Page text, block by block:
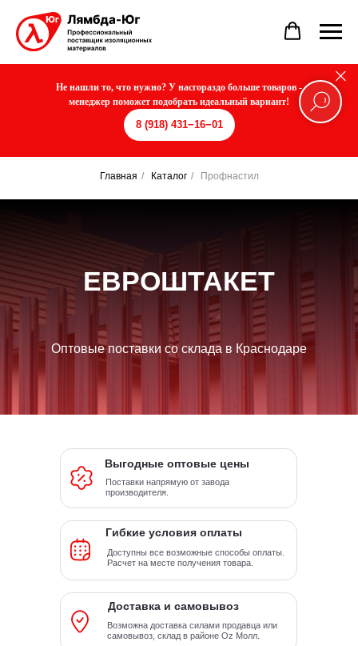
Не нашли то, что нужно? У насгораздо больше товаров -
менеджер поможет подобрать идеальный вариант!
8 (918) 431−16−01
Главная / Каталог / Профнастил
ЕВРОШТАКЕТ
Оптовые поставки со склада в Краснодаре
Доставка и самовывоз
Возможна доставка силами продавца или
самовывоз, склад в районе Oz Молл.
Выгодные оптовые цены
Поставки напрямую от завода
производителя.
Гибкие условия оплаты
Доступны все возможные способы оплаты.
Расчет на месте получения товара.